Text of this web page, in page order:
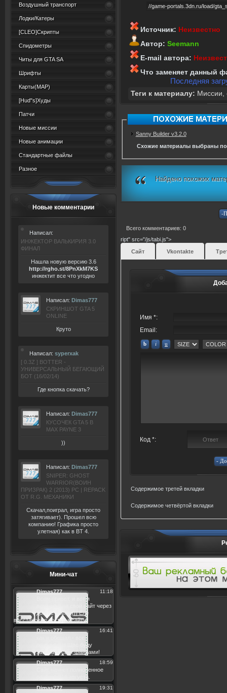
Воздушный транспорт
Лодки/Катеры
[CLEO]Скрипты
Спидометры
Читы для GTA SA
Шрифты
Карты(MAP)
[Hud"s]Худы
Патчи
Новые миссии
Новые анимации
Стандартные файлы
Разное
Новые комментарии
Написал:
ИНЖЕКТОР ВАЛЬКИРИЯ 3.0
ФИНАЛ
Нашла новую версию 3.6
http://rgho.st/8PnXkM7KS
инжектит все что угодно
Написал: Dimas777
СКРИНШОТ GTA 5
ONLINE
Круто
Написал: syperxak
[ 0.3Z ] BOTTER -
УНИВЕРСАЛЬНЫЙ БЕГАЮЩИЙ
БОТ (16/02/14)
Где кнопка скачать?
Написал: Dimas777
КУСОЧЕК GTA 5 В
MAX PAYNE 3
))
Написал: Dimas777
SNIPER: GHOST
WARRIOR(ВОИН
ПРИЗРАК) 2 (2013) РС | REPACK
ОТ R.G. МЕХАНИКИ
Скачал,поиграл, игра просто
затягивает). Прошел всю
компанию! Графика просто
улетная) как в BT 4.
Мини-чат
Источник: Неизвестно
Автор: Seemann
E-mail автора:
Что заменяет данный
Последняя
Теги к материалу: Миссии
Sanny Builder v3.2.0
Схожие материалы выбраны по
Найдено похожих
Всего комментариев: 0
ript" src="/js/tabi.js">
Сайт
Vkontakte
Имя *:
Email:
Код *:
Содержимое третей вкладки
Содержимое четвёртой вкладки